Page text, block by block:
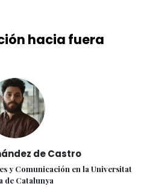
hacia fuera
de Castro
y Comunicación en la Universitat
de Catalunya